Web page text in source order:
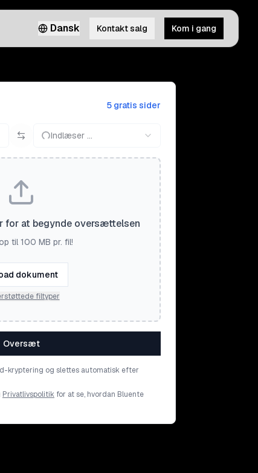
Dansk Kontakt salg Kom i gang
5 gratis sider
Indlæser ...
for at begynde oversættelsen
til 100 MB pr. fil!
dokument
filtyper
Oversæt
kryptering og slettes automatisk efter
Privatlivspolitik for at se, hvordan Bluente